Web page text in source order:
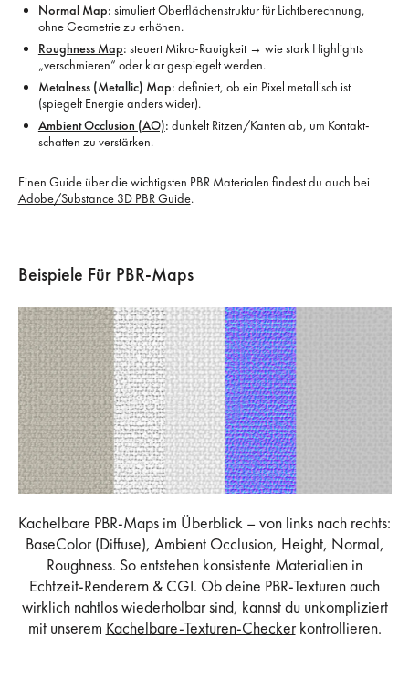
Normal Map: simuliert Oberflächen­struktur für Lichtberechnung,
ohne Geometrie zu erhöhen.
Roughness Map: steuert Mikro-Rauigkeit → wie stark Highlights
„verschmieren“ oder klar gespiegelt werden.
Metalness (Metallic) Map: definiert, ob ein Pixel metallisch ist
(spiegelt Energie anders wider).
Ambient Occlusion (AO): dunkelt Ritzen/Kanten ab, um Kontakt­
schatten zu verstärken.
Einen Guide über die wichtigsten PBR Materialen findest du auch bei
Adobe/Substance 3D PBR Guide.
Beispiele Für PBR-Maps
Kachelbare PBR-Maps im Überblick – von links nach rechts:
BaseColor (Diffuse), Ambient Occlusion, Height, Normal,
Roughness. So entstehen konsistente Materialien in
Echtzeit-Renderern & CGI. Ob deine PBR-Texturen auch
wirklich nahtlos wiederholbar sind, kannst du unkompliziert
mit unserem Kachelbare-Texturen-Checkerkontrollieren.